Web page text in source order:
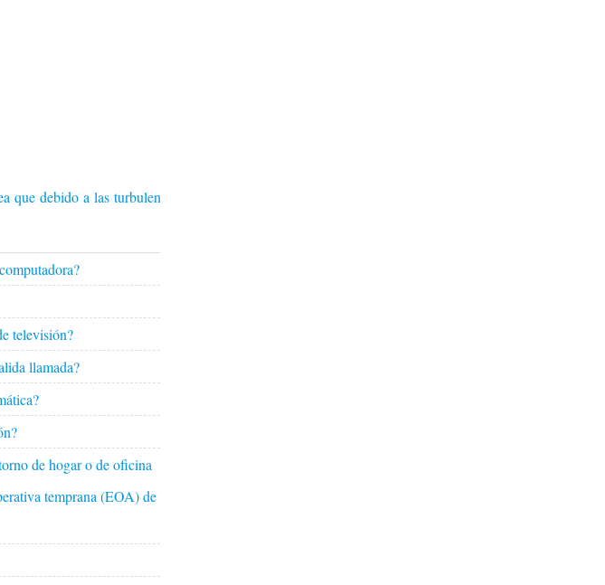
debido a las turbulencias, ¿incluso el equipaje de mano es cierto?
televisión?
llamada?
de hogar o de oficina
temprana (EOA) de